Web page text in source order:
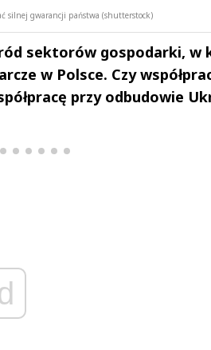
silnej gwarancji państwa (shutterstock)
sektorów gospodarki, w
w Polsce. Czy
przy odbudowie
Michał Stężalski